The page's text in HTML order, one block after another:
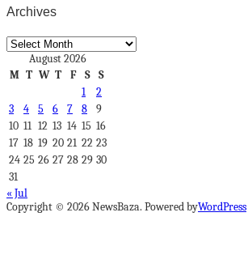
Archives
Archives
August 2026
M T W T F S
S
1
2
3
4 5 6 7 8
9
10 11 12 13 14 15 16
17 18 19 20 21 22 23
24 25 26 27 28 29 30
31
« Jul
Copyright © 2026 NewsBaza. Powered byWordPress